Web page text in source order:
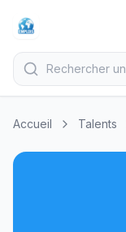
Accueil Talents